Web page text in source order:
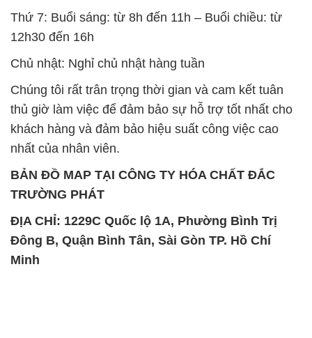
Thứ 7: Buổi sáng: từ 8h đến 11h – Buổi chiều: từ
12h30 đến 16h
Chủ nhật: Nghỉ chủ nhật hàng tuần
Chúng tôi rất trân trọng thời gian và cam kết tuân
thủ giờ làm việc để đảm bảo sự hỗ trợ tốt nhất cho
khách hàng và đảm bảo hiệu suất công việc cao
nhất của nhân viên.
BẢN ĐỒ MAP TẠI CÔNG TY HÓA CHẤT ĐẮC
TRƯỜNG PHÁT
ĐỊA CHỈ: 1229C Quốc lộ 1A, Phường Bình Trị
Đông B, Quận Bình Tân, Sài Gòn TP. Hồ Chí
Minh